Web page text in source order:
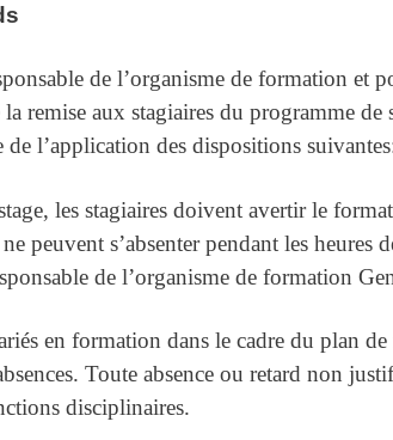
de l’organisme de formation et
remise aux stagiaires du programme de
de l’application des dispositions
les stagiaires doivent avertir le
peuvent s’absenter pendant les heures
de l’organisme de formation
en formation dans le cadre du plan
Toute absence ou retard non
disciplinaires.